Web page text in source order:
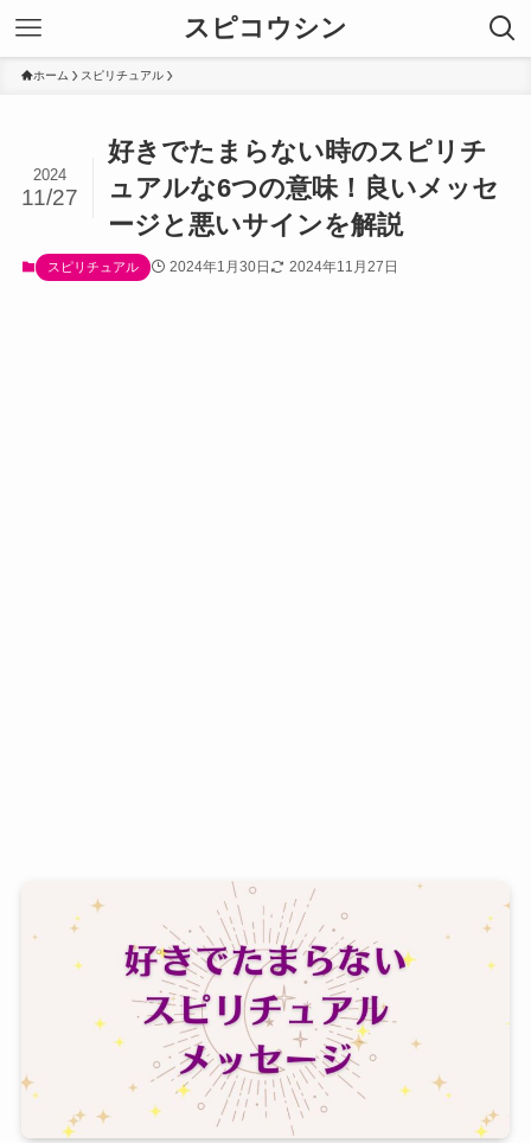
スピコウシン
ホーム スピリチュアル
好きでたまらない時のスピリチ
ュアルな6つの意味！良いメッセ
ージと悪いサインを解説
2024
11/27
スピリチュアル 2024年1月30日 2024年11月27日